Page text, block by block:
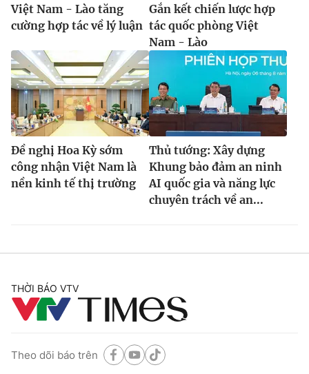
Việt Nam - Lào tăng
cường hợp tác về lý luận
Gắn kết chiến lược hợp
tác quốc phòng Việt
Nam - Lào
Đề nghị Hoa Kỳ sớm
công nhận Việt Nam là
nền kinh tế thị trường
Thủ tướng: Xây dựng
Khung bảo đảm an ninh
AI quốc gia và năng lực
chuyên trách về an...
THỜI BÁO VTV
Theo dõi báo trên